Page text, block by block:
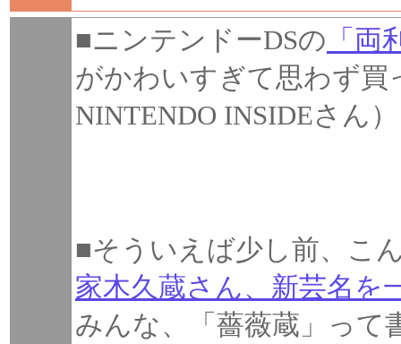
■ニンテンドーDSの 「
がかわいすぎて思わず
NINTENDO INSIDEさん
■そういえば少し前、こ
家木久蔵さん、新芸名を
みんな、「薔薇蔵」って